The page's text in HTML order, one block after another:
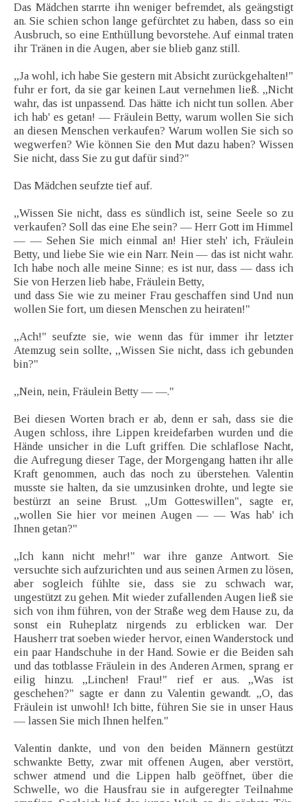
Das Mädchen starrte ihn weniger befremdet, als geängstigt
an. Sie schien schon lange gefürchtet zu haben, dass so ein
Ausbruch, so eine Enthüllung bevorstehe. Auf einmal traten
ihr Tränen in die Augen, aber sie blieb ganz still.
„Ja wohl, ich habe Sie gestern mit Absicht zurückgehalten!"
fuhr er fort, da sie gar keinen Laut vernehmen ließ. „Nicht
wahr, das ist unpassend. Das hätte ich nicht tun sollen. Aber
ich hab' es getan! — Fräulein Betty, warum wollen Sie sich
an diesen Menschen verkaufen? Warum wollen Sie sich so
wegwerfen? Wie können Sie den Mut dazu haben? Wissen
Sie nicht, dass Sie zu gut dafür sind?"
Das Mädchen seufzte tief auf.
„Wissen Sie nicht, dass es sündlich ist, seine Seele so zu
verkaufen? Soll das eine Ehe sein? — Herr Gott im Himmel
— — Sehen Sie mich einmal an! Hier steh' ich, Fräulein
Betty, und liebe Sie wie ein Narr. Nein — das ist nicht wahr.
Ich habe noch alle meine Sinne; es ist nur, dass — dass ich
Sie von Herzen lieb habe, Fräulein Betty,
und dass Sie wie zu meiner Frau geschaffen sind Und nun
wollen Sie fort, um diesen Menschen zu heiraten!"
„Ach!" seufzte sie, wie wenn das für immer ihr letzter
Atemzug sein sollte, ,,Wissen Sie nicht, dass ich gebunden
bin?"
„Nein, nein, Fräulein Betty — —."
Bei diesen Worten brach er ab, denn er sah, dass sie die
Augen schloss, ihre Lippen kreidefarben wurden und die
Hände unsicher in die Luft griffen. Die schlaflose Nacht,
die Aufregung dieser Tage, der Morgengang hatten ihr alle
Kraft genommen, auch das noch zu überstehen. Valentin
musste sie halten, da sie umzusinken drohte, und legte sie
bestürzt an seine Brust. „Um Gotteswillen", sagte er,
„wollen Sie hier vor meinen Augen — — Was hab' ich
Ihnen getan?"
„Ich kann nicht mehr!" war ihre ganze Antwort. Sie
versuchte sich aufzurichten und aus seinen Armen zu lösen,
aber sogleich fühlte sie, dass sie zu schwach war,
ungestützt zu gehen. Mit wieder zufallenden Augen ließ sie
sich von ihm führen, von der Straße weg dem Hause zu, da
sonst ein Ruheplatz nirgends zu erblicken war. Der
Hausherr trat soeben wieder hervor, einen Wanderstock und
ein paar Handschuhe in der Hand. Sowie er die Beiden sah
und das totblasse Fräulein in des Anderen Armen, sprang er
eilig hinzu. „Linchen! Frau!" rief er aus. „Was ist
geschehen?" sagte er dann zu Valentin gewandt. „O, das
Fräulein ist unwohl! Ich bitte, führen Sie sie in unser Haus
— lassen Sie mich Ihnen helfen."
Valentin dankte, und von den beiden Männern gestützt
schwankte Betty, zwar mit offenen Augen, aber verstört,
schwer atmend und die Lippen halb geöffnet, über die
Schwelle, wo die Hausfrau sie in aufgeregter Teilnahme